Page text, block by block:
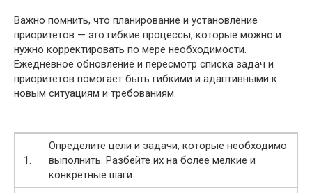
Важно помнить, что планирование и установление
приоритетов — это гибкие процессы, которые можно и
нужно корректировать по мере необходимости.
Ежедневное обновление и пересмотр списка задач и
приоритетов помогает быть гибкими и адаптивными к
новым ситуациям и требованиям.
1.
Определите цели и задачи, которые необходимо
выполнить. Разбейте их на более мелкие и
конкретные шаги.